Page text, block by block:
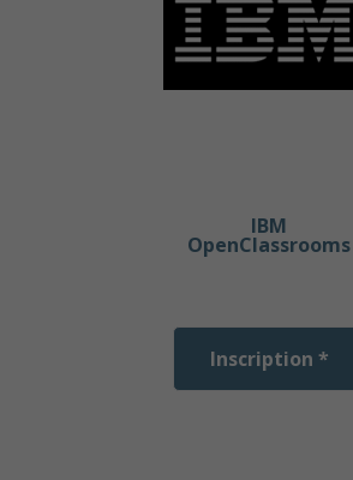
IBM
OpenClassrooms
Inscription *